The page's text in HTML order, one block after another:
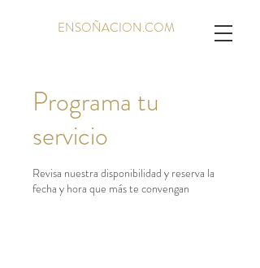
ENSOÑACION.COM
Programa tu
servicio
Revisa nuestra disponibilidad y reserva la
fecha y hora que más te convengan